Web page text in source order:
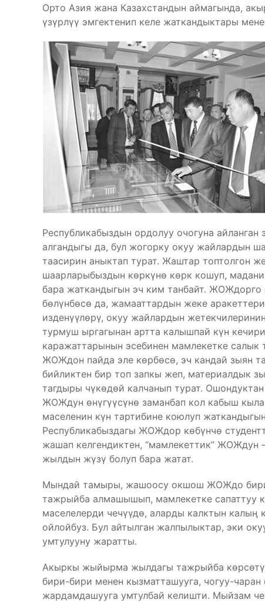
Орто Азия жана Казахстандын аймагында,
үзүрлүү эмгектенип келе жаткандыктары
Республикабыздын ордолуу очогуна
алгандыгы да, бул жогорку окуу жайлардын
таасирин аныктап турат. Жаштар топтолгон
шаарларыбыздын көркүнө көрк кошуп,
бара жаткандыгын эч ким танбайт.
бөлүнбөсө да, жамааттардын жеке
изденүүлөрү, окуу жайлардын
турмуш ыргагынан артта калышпай күн
каражаттарынын эсебинен мамлекетке
ЖОЖдон пайда эле көрбөсө, эч кандай зыян
бийликтен бир топ запкы жеп, материалдык
тагдыры чүкөдөй калчанып турат.
ЖОЖдун өнүгүүсүнө заманбап кол кабыш кыла
маселенин күн тартибине коюлуп
Республикабыздагы ЖОЖдор көбүнчө
жашап келгендиктен, “мамлекеттик”
жылдын жүзү болуп бара жатат.
Мындай тамыры, жашоосу окшош ЖОЖдо
тажрыйба алмашышып, мамлекетке сапаттуу
маселелерди чечүүдө, аларды калктын калыӊ
ойлойбуз. Бул айтылган жалпылыктар, эки
умтулууну жаратты.
Акыркы жыйырма жылдагы тажрыйба
бири-бири менен кызматташууга, чогуу-
жардамдашууга умтулбай келишти. Мыйзам